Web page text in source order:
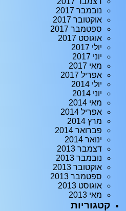
נובמבר 2017
אוקטובר 2017
ספטמבר 2017
אוגוסט 2017
יולי 2017
יוני 2017
מאי 2017
אפריל 2017
יולי 2014
יוני 2014
מאי 2014
אפריל 2014
מרץ 2014
פברואר 2014
ינואר 2014
דצמבר 2013
נובמבר 2013
אוקטובר 2013
ספטמבר 2013
אוגוסט 2013
מאי 2013
קטגוריות